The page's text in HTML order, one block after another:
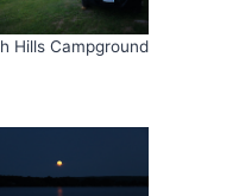
Hills Campground